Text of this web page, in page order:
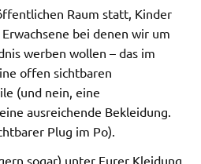
Raum statt, Kinder
bei denen wir um
werben wollen – das im
offen sichtbaren
(und nein, eine
ausreichende Bekleidung.
Plug im Po).
sogar) unter Eurer Kleidung